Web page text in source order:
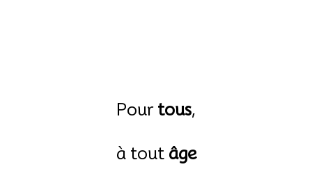
Pour tous,
à tout âge